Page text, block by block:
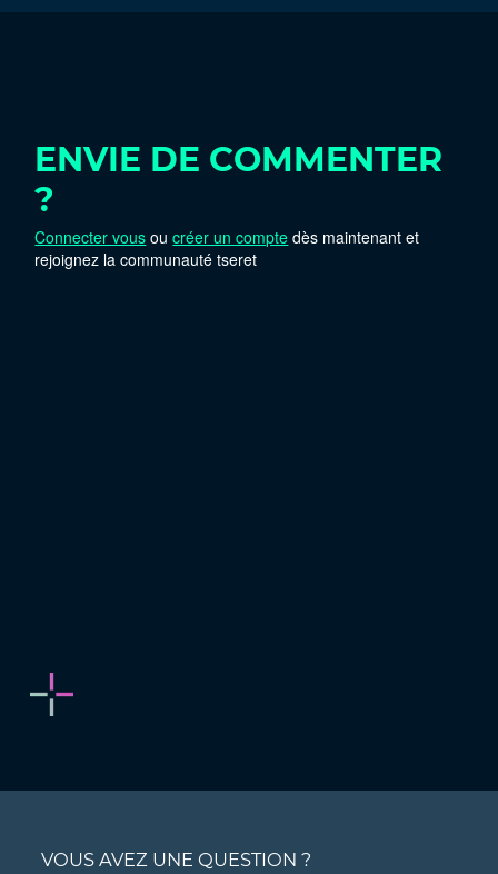
ENVIE DE COMMENTER
?
Connecter vous oucréer un compte dès maintenant et
rejoignez la communauté tseret
VOUS AVEZ UNE QUESTION ?